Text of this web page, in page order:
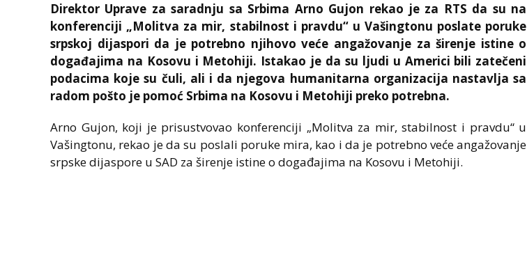
Direktor Uprave za saradnju sa Srbima Arno Gujon rekao je za RTS da su na
konferenciji „Molitva za mir, stabilnost i pravdu“ u Vašingtonu poslate poruke
srpskoj dijaspori da je potrebno njihovo veće angažovanje za širenje istine o
događajima na Kosovu i Metohiji. Istakao je da su ljudi u Americi bili zatečeni
podacima koje su čuli, ali i da njegova humanitarna organizacija nastavlja sa
radom pošto je pomoć Srbima na Kosovu i Metohiji preko potrebna.
Arno Gujon, koji je prisustvovao konferenciji „Molitva za mir, stabilnost i pravdu“ u
Vašingtonu, rekao je da su poslali poruke mira, kao i da je potrebno veće angažovanje
srpske dijaspore u SAD za širenje istine o događajima na Kosovu i Metohiji.